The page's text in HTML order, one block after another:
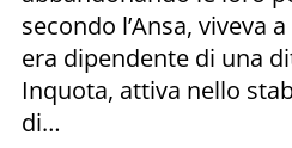
secondo l’Ansa, viveva
era dipendente di una
Inquota, attiva nello
di…